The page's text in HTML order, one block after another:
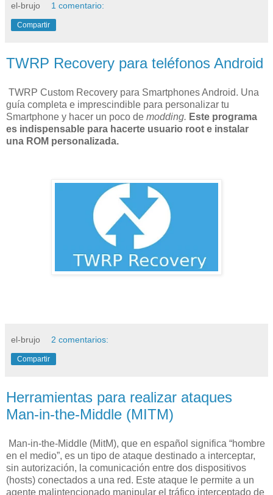
el-brujo 1 comentario:
Compartir
TWRP Recovery para teléfonos Android
TWRP Custom Recovery para Smartphones Android. Una
guía completa e imprescindible para personalizar tu
Smartphone y hacer un poco de modding. Este programa
es indispensable para hacerte usuario root e instalar
una ROM personalizada.
el-brujo 2 comentarios:
Compartir
Herramientas para realizar ataques
Man‑in‑the‑Middle (MITM)
Man-in-the-Middle (MitM), que en español significa “hombre
en el medio”, es un tipo de ataque destinado a interceptar,
sin autorización, la comunicación entre dos dispositivos
(hosts) conectados a una red. Este ataque le permite a un
agente malintencionado manipular el tráfico interceptado de